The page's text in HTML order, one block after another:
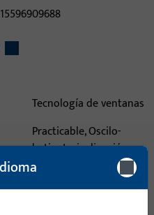
Tecnología de ventanas
Practicable, Oscilo-
batiente, inclinación,
Oscilo-batiente de